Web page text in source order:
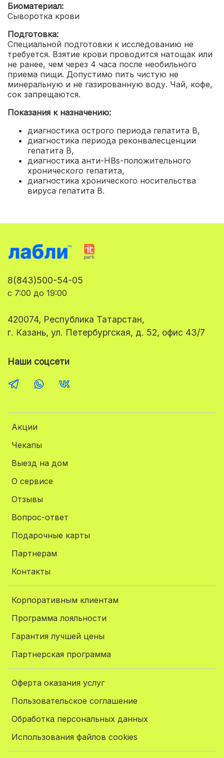
Биоматериал:
Сыворотка крови
Подготовка:
Специальной подготовки к исследованию не
требуется. Взятие крови проводится натощак или
не ранее, чем через 4 часа после необильного
приема пищи. Допустимо пить чистую не
минеральную и не газированную воду. Чай, кофе,
сок запрещаются.
Показания к назначению:
диагностика острого периода гепатита В,
диагностика периода реконвалесценции
гепатита В,
диагностика анти-HBs-положительного
хронического гепатита,
диагностика хронического носительства
вируса гепатита В.
Акции
Чекапы
Выезд на дом
О сервисе
Отзывы
Вопрос-ответ
Подарочные карты
Партнерам
Контакты
Корпоративным клиентам
Программа лояльности
Гарантия лучшей цены
Партнерская программа
Оферта оказания услуг
Пользовательское соглашение
Обработка персональных данных
Использования файлов cookies
8(843)500-54-05
с 7:00 до 19:00
420074, Республика Татарстан,
г. Казань, ул. Петербургская, д. 52, офис 43/7
Наши соцсети